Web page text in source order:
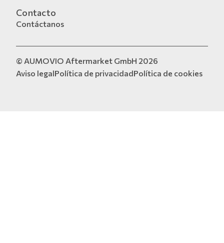
Contacto
Contáctanos
© AUMOVIO Aftermarket GmbH 2026
Aviso legalPolítica de privacidadPolítica de cookies